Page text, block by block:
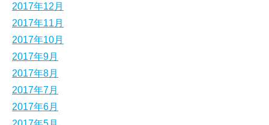
2017年12月
2017年11月
2017年10月
2017年9月
2017年8月
2017年7月
2017年6月